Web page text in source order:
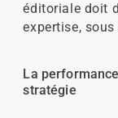
éditoriale doit
expertise,
La
stratégie